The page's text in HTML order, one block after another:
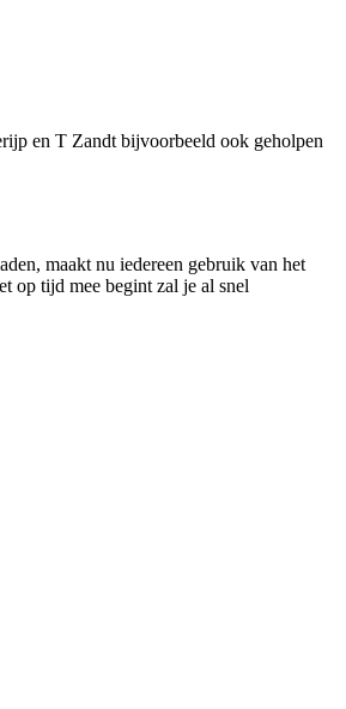
en T Zandt bijvoorbeeld ook geholpen
maakt nu iedereen gebruik van het
op tijd mee begint zal je al snel